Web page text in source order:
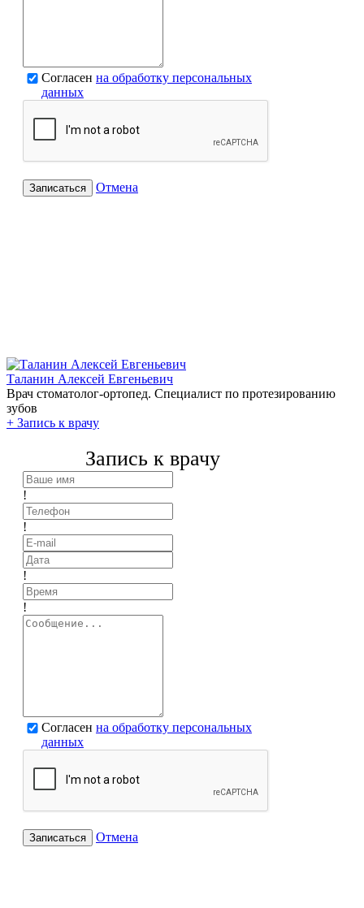
Согласен на обработку персональных
данных
Записаться Отмена
Таланин Алексей Евгеньевич
Врач стоматолог-ортопед. Специалист по протезированию
зубов
+ Запись к врачу
Запись к врачу
!
!
!
!
Согласен на обработку персональных
данных
Записаться Отмена